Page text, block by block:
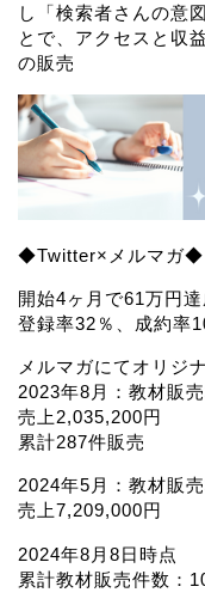
し「検索者さんの意
とで、アクセスと収
の販売
◆Twitter×メルマガ◆
開始4ヶ月で61万円達
登録率32％、成約率
メルマガにてオリジ
2023年8月：教材販
売上2,035,200円
累計287件販売
2024年5月：教材販
売上7,209,000円
2024年8月8日時点
累計教材販売件数：